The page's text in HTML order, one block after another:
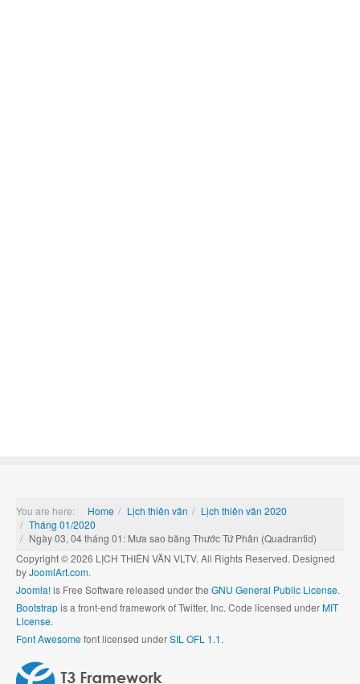
You are here: Home Lịch thiên văn
Lịch thiên văn 2020
Tháng 01/2020
Ngày 03, 04 tháng 01: Mưa sao băng Thước Tứ Phân (Quadrantid)
Copyright © 2026 LỊCH THIÊN VĂN VLTV. All Rights Reserved. Designed
byJoomlArt.com.
Joomla!is Free Software released under the GNU General Public License.
Bootstrapis a front-end framework of Twitter, Inc. Code licensed underMIT
License.
Font Awesomefont licensed underSIL OFL 1.1.